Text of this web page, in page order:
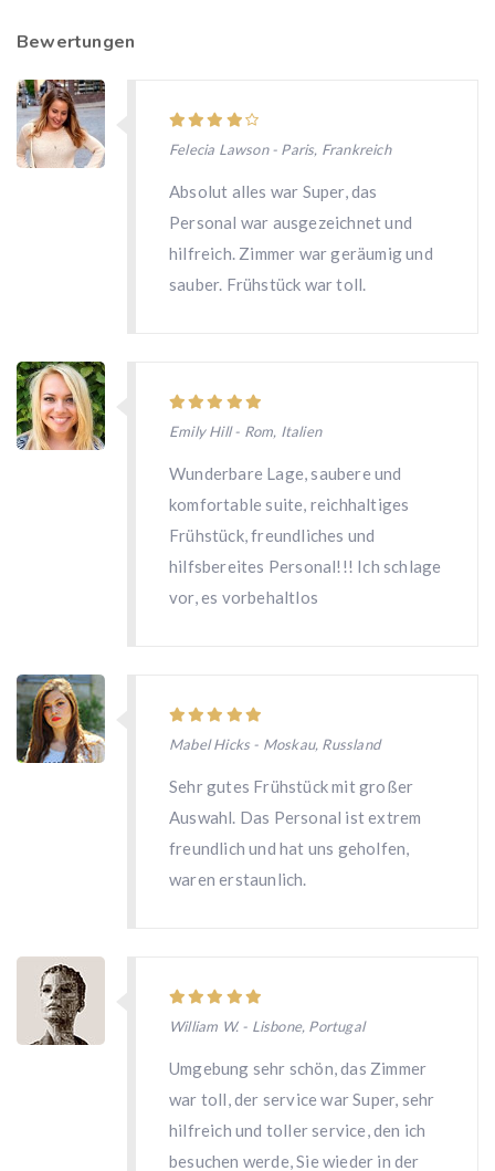
Bewertungen
Felecia Lawson - Paris, Frankreich
Absolut alles war Super, das
Personal war ausgezeichnet und
hilfreich. Zimmer war geräumig und
sauber. Frühstück war toll.
Emily Hill - Rom, Italien
Wunderbare Lage, saubere und
komfortable suite, reichhaltiges
Frühstück, freundliches und
hilfsbereites Personal!!! Ich schlage
vor, es vorbehaltlos
Mabel Hicks - Moskau, Russland
Sehr gutes Frühstück mit großer
Auswahl. Das Personal ist extrem
freundlich und hat uns geholfen,
waren erstaunlich.
William W. - Lisbone, Portugal
Umgebung sehr schön, das Zimmer
war toll, der service war Super, sehr
hilfreich und toller service, den ich
besuchen werde, Sie wieder in der